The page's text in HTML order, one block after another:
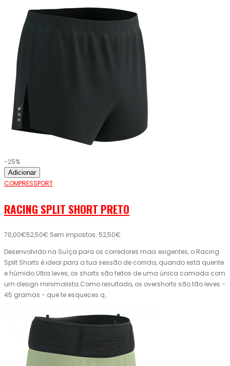
-25%
Adicionar
COMPRESSPORT
RACING SPLIT SHORT PRETO
70,00€52,50€ Sem impostos: 52,50€
Desenvolvido na Suíça para os corredores mais exigentes, o Racing
Split Shorts é ideal para a tua sessão de corrida, quando está quente
e húmido.Ultra leves, os shorts são feitos de uma única camada com
um design minimalista.Como resultado, os overshorts são tão leves -
45 gramas - que te esqueces q..